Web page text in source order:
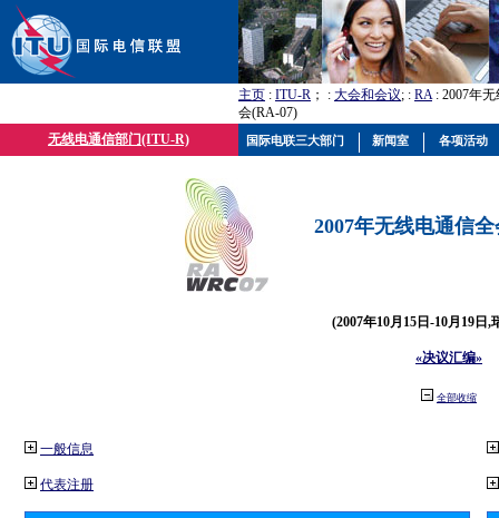
主页 : ITU-R ； : 大会和会议; : RA: 2007年
会(RA-07)
无线电通信部门(ITU-R)
2007年无线电通信
(2007年10月15日-10月19日,
«决议汇编»
全部收缩
一般信息
代表注册
国际电联三大部门 新闻室 各项活动